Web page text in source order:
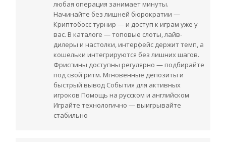
любая операция занимает минуты.
Начинайте без лишней бюрократии —
Криптобосс турнир — и доступ к играм уже у
вас. В каталоге — топовые слоты, лайв-
дилеры и настолки, интерфейс держит темп, а
кошельки интегрируются без лишних шагов.
Фриспины доступны регулярно — подбирайте
под свой ритм. Мгновенные депозиты и
быстрый вывод События для активных
игроков Помощь на русском и английском
Играйте технологично — выигрывайте
стабильно